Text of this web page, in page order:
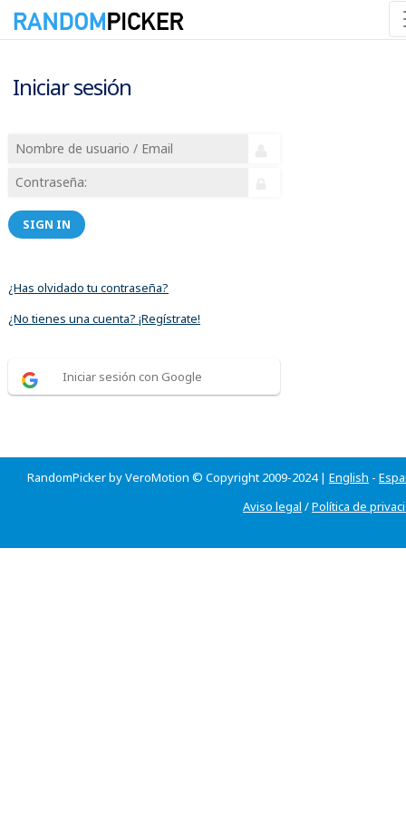
Iniciar sesión
SIGN IN
¿Has olvidado tu contraseña?
¿No tienes una cuenta? ¡Regístrate!
Iniciar sesión con Google
RandomPicker by VeroMotion © Copyright 2009-2024 | English -
Aviso legal /Política de